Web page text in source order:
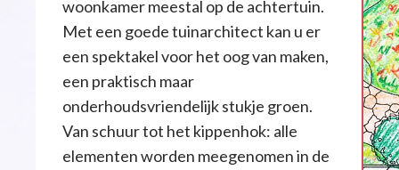
woonkamer meestal op de achtertuin.
Met een goede tuinarchitect kan u er
een spektakel voor het oog van maken,
een praktisch maar
onderhoudsvriendelijk stukje groen.
Van schuur tot het kippenhok: alle
elementen worden meegenomen in de